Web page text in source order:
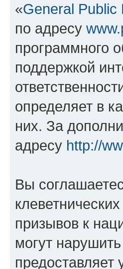
«General Public
по адресу
программного
поддержкой
определяет в
них. За
адресу http://
Вы
призывов к
могут